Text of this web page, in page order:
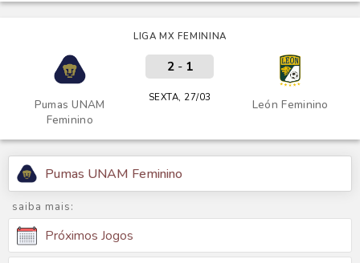
LIGA MX FEMININA
Pumas UNAM
Feminino
León Feminino
2- 1
SEXTA, 27/03
Pumas UNAM Feminino
saiba mais:
Próximos Jogos